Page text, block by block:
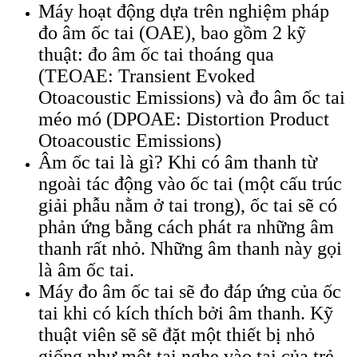
Máy hoạt động dựa trên nghiệm pháp
đo âm ốc tai (OAE), bao gồm 2 kỹ
thuật: đo âm ốc tai thoáng qua
(TEOAE: Transient Evoked
Otoacoustic Emissions) và đo âm ốc tai
méo mó (DPOAE: Distortion Product
Otoacoustic Emissions)
Âm ốc tai là gì? Khi có âm thanh từ
ngoài tác động vào ốc tai (một cấu trúc
giải phẫu nằm ở tai trong), ốc tai sẽ có
phản ứng bằng cách phát ra những âm
thanh rất nhỏ. Những âm thanh này gọi
là âm ốc tai.
Máy đo âm ốc tai sẽ đo đáp ứng của ốc
tai khi có kích thích bởi âm thanh. Kỹ
thuật viên sẽ sẽ đặt một thiết bị nhỏ